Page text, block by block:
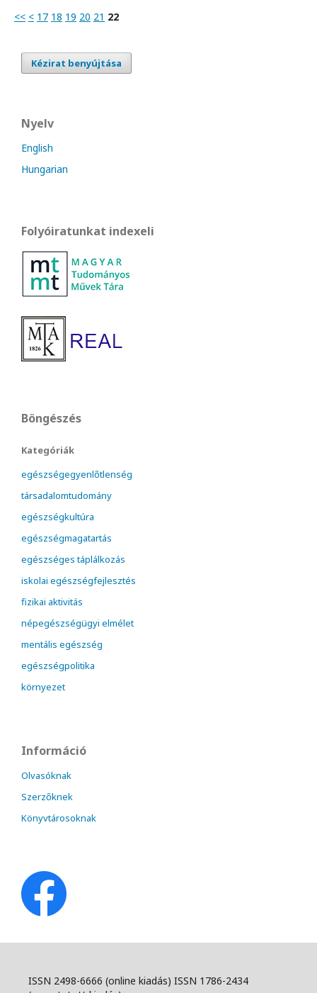
<< < 17 18 19 20 21 22
Kézirat benyújtása
Nyelv
English
Hungarian
Folyóiratunkat indexeli
Böngészés
Kategóriák
egészségegyenlőtlenség
társadalomtudomány
egészségkultúra
egészségmagatartás
egészséges táplálkozás
iskolai egészségfejlesztés
fizikai aktivitás
népegészségügyi elmélet
mentális egészség
egészségpolitika
környezet
Információ
Olvasóknak
Szerzőknek
Könyvtárosoknak
ISSN 2498-6666 (online kiadás) ISSN 1786-2434